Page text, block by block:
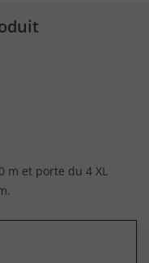
m et porte du 4 XL